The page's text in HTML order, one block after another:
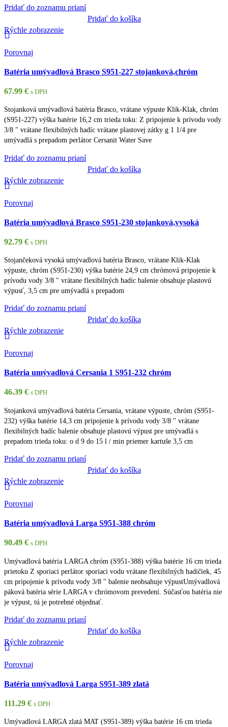
Pridať do zoznamu prianí
Pridať do košíka
Rýchle zobrazenie
Porovnaj
Batéria umývadlová Brasco S951-227 stojanková,chróm
67.99 € s DPH
Stojanková umývadlová batéria Brasco, vrátane výpuste Klik-Klak, chróm
(S951-227) výška batérie 16,2 cm trieda toku: Z pripojenie k prívodu vody
3/8 " vrátane flexibilných hadíc vrátane plastovej zátky g 1 1/4 pre
umývadlá s prepadom perlátor Cersanit Water Save
Pridať do zoznamu prianí
Pridať do košíka
Rýchle zobrazenie
Porovnaj
Batéria umývadlová Brasco S951-230 stojanková,vysoká
92.79 € s DPH
Stojančeková vysoká umývadlová batéria Brasco, vrátane Klik-Klak
výpuste, chróm (S951-230) výška batérie 24,9 cm chrómová pripojenie k
prívodu vody 3/8 " vrátane flexibilných hadíc balenie obsahuje plastovú
výpusť, 3,5 cm pre umývadlá s prepadom
Pridať do zoznamu prianí
Pridať do košíka
Rýchle zobrazenie
Porovnaj
Batéria umývadlová Cersania 1 S951-232 chróm
46.39 € s DPH
Stojanková umývadlová batéria Cersania, vrátane výpuste, chróm (S951-
232) výška batérie 14,3 cm pripojenie k prívodu vody 3/8 " vrátane
flexibilných hadíc balenie obsahuje plastovú výpust pre umývadlá s
prepadom trieda toku: o d 9 do 15 l / min priemer kartuše 3,5 cm
Pridať do zoznamu prianí
Pridať do košíka
Rýchle zobrazenie
Porovnaj
Batéria umývadlová Larga S951-388 chróm
90.49 € s DPH
Umývadlová batéria LARGA chróm (S951-388) výška batérie 16 cm trieda
prietoku Z sporiaci perlátor sporiaci vodu vrátane flexibilných hadičiek, 45
cm pripojenie k prívodu vody 3/8 " balenie neobsahuje výpustUmývadlová
páková batéria série LARGA v chrómovom prevedení. Súčasťou batéria nie
je výpust, tú je potrebné objednať.
Pridať do zoznamu prianí
Pridať do košíka
Rýchle zobrazenie
Porovnaj
Batéria umývadlová Larga S951-389 zlatá
111.29 € s DPH
Umývadlová LARGA zlatá MAT (S951-389) výška batérie 16 cm trieda